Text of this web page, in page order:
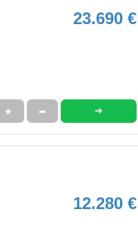
23.690 €
★ ➦ ➜
12.280 €